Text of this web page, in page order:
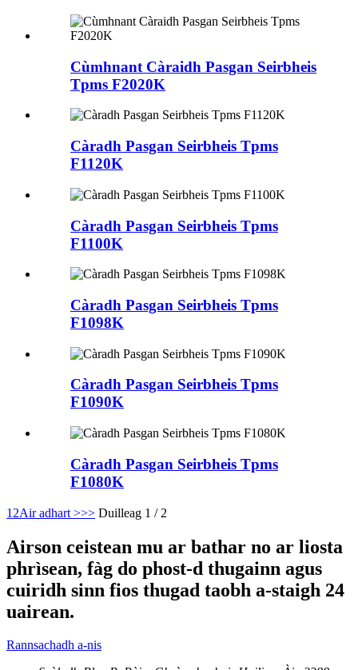
Cùmhnant Càraidh Pasgan Seirbheis
Tpms F2020K
Càradh Pasgan Seirbheis Tpms
F1120K
Càradh Pasgan Seirbheis Tpms
F1100K
Càradh Pasgan Seirbheis Tpms
F1098K
Càradh Pasgan Seirbheis Tpms
F1090K
Càradh Pasgan Seirbheis Tpms
F1080K
1 2Air adhart >>> Duilleag 1 / 2
Airson ceistean mu ar bathar no ar liosta
phrìsean, fàg do phost-d thugainn agus
cuiridh sinn fios thugad taobh a-staigh 24
uairean.
Rannsachadh a-nis